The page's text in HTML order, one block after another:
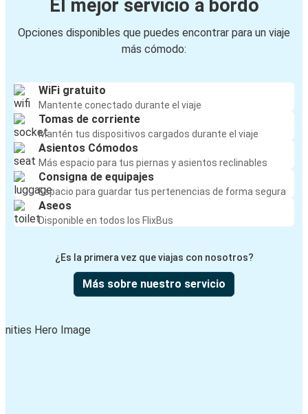
El mejor servicio a bordo
Opciones disponibles que puedes encontrar para un viaje
más cómodo:
WiFi gratuito
Mantente conectado durante el viaje
Tomas de corriente
Mantén tus dispositivos cargados durante el viaje
Asientos Cómodos
Más espacio para tus piernas y asientos reclinables
Consigna de equipajes
Espacio para guardar tus pertenencias de forma segura
Aseos
Disponible en todos los FlixBus
¿Es la primera vez que viajas con nosotros?
Más sobre nuestro servicio